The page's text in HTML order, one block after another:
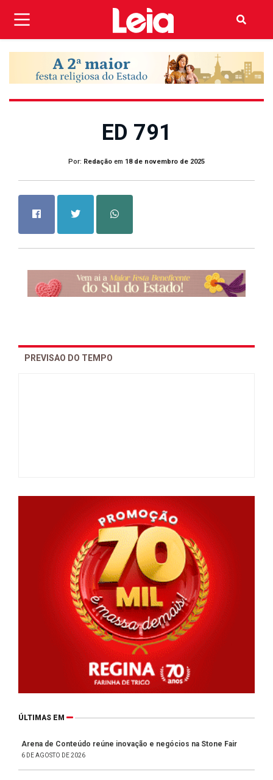
ED 791
Por: Redação em 18 de novembro de 2025
PREVISAO DO TEMPO
ÚLTIMAS EM
Arena de Conteúdo reúne inovação e negócios na Stone Fair
6 DE AGOSTO DE 2026